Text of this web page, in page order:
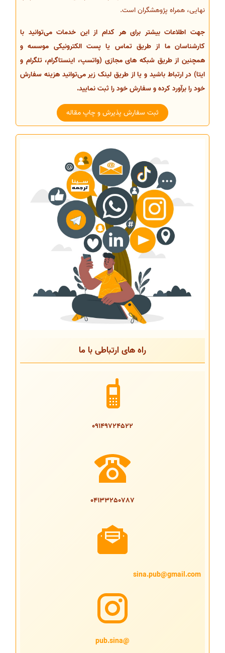
نهایی، همراه پژوهشگران است.
جهت اطلاعات بیشتر برای هر کدام از این خدمات می‌توانید با
کارشناسان ما از طریق تماس یا پست الکترونیکی موسسه و
همچنین از طریق شبکه های مجازی (واتسپ، اینستاگرام، تلگرام و
ایتا) در ارتباط باشید و یا از طریق لینک زیر می‌توانید هزینه سفارش
خود را برآورد کرده و سفارش خود را ثبت نمایید.
ثبت سفارش پذیرش و چاپ مقاله
راه های ارتباطی با ما
09149724522
04133250787
sina.pub@gmail.com
@pub.sina